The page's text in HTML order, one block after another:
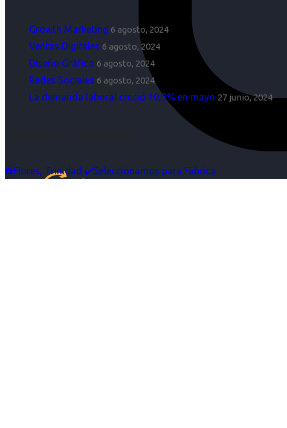
Growth Marketing 6 agosto, 2024
Ventas Digitales 6 agosto, 2024
Diseño Gráfico 6 agosto, 2024
Redes Sociales 6 agosto, 2024
La demanda laboral creció 10,3% en mayo 27 junio, 2024
☎️Flores, Trinidad ✔️Seleccionamos para Fábrica